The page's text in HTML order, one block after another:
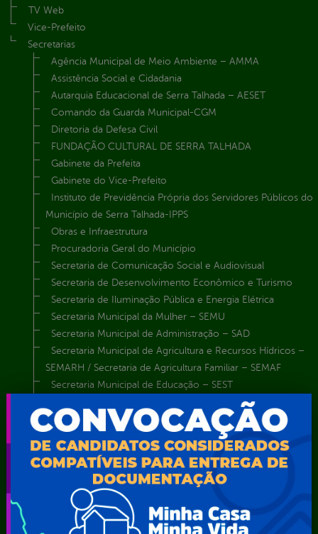
TV Web
Vice-Prefeito
Secretarias
Agência Municipal de Meio Ambiente – AMMA
Assistência Social e Cidadania
Autarquia Educacional de Serra Talhada – AESET
Comando da Guarda Municipal-CGM
Diretoria da Defesa Civil
FUNDAÇÃO CULTURAL DE SERRA TALHADA
Gabinete da Prefeita
Gabinete do Vice-Prefeito
Instituto de Previdência Própria dos Servidores Públicos do
Município de Serra Talhada-IPPS
Obras e Infraestrutura
Procuradoria Geral do Município
Secretaria de Comunicação Social e Audiovisual
Secretaria de Desenvolvimento Econômico e Turismo
Secretaria de Iluminação Pública e Energia Elétrica
Secretaria Municipal da Mulher – SEMU
Secretaria Municipal de Administração – SAD
Secretaria Municipal de Agricultura e Recursos Hídricos –
SEMARH / Secretaria de Agricultura Familiar – SEMAF
Secretaria Municipal de Educação – SEST
Secretaria Municipal de Esporte e Lazer – SEMEL
Secretaria Municipal de Finanças – SECFIN
Secretaria Municipal de Governo – SEGOV
Secretaria Municipal de Meio Ambiente – SEMA
Secretaria Municipal de Planejamento e Gestão – SEPLAG
Secretaria Municipal de Relações Institucionais – SEMRI
Secretaria Municipal de Saúde – SMS
Secretaria Municipal de Serviços Públicos – SEMUSP